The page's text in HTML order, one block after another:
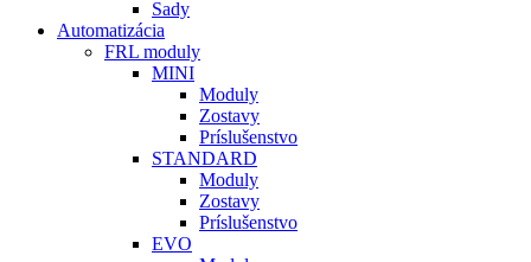
Sady
Automatizácia
FRL moduly
MINI
Moduly
Zostavy
Príslušenstvo
STANDARD
Moduly
Zostavy
Príslušenstvo
EVO